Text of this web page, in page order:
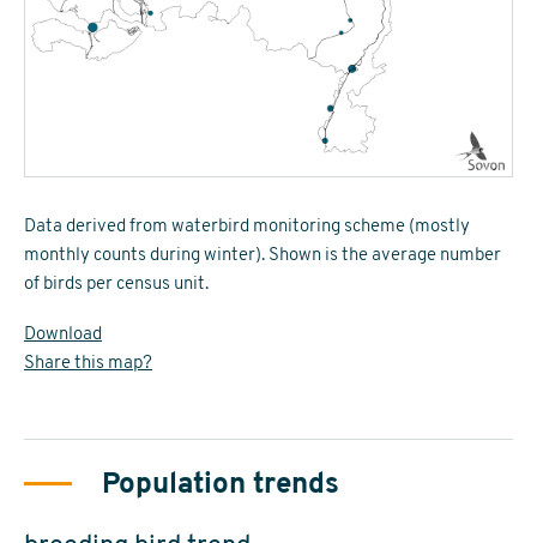
Data derived from waterbird monitoring scheme (mostly
monthly counts during winter). Shown is the average number
of birds per census unit.
Download
Share this map?
Population trends